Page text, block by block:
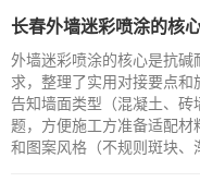
长春外墙迷彩喷涂的核
外墙迷彩喷涂的核心是抗
求，整理了实用对接要点
告知墙面类型（混凝土、
题，方便施工方准备适配材
和图案风格（不规则斑块、